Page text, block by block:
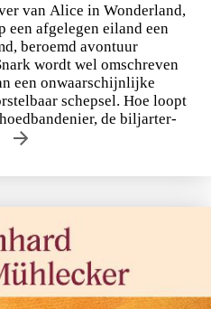
van Alice in Wonderland,
een afgelegen eiland een
beroemd avontuur
wordt wel omschreven
een onwaarschijnlijke
schepsel. Hoe loopt
de biljarter-